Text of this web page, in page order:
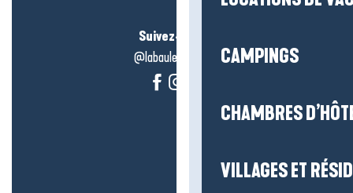
CAMPINGS
CHAMBRES
VILLAGES ET
Suivez-nous !
@labauleguérande